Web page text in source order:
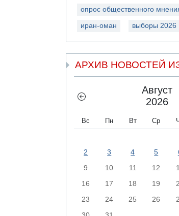
опрос общественного
иран-оман выборы 2026
АРХИВ НОВОСТЕЙ
Август
2026
Вс Пн Вт Ср
2
3 4 5
9
10 11 12
16
17 18 19
23
24 25 26